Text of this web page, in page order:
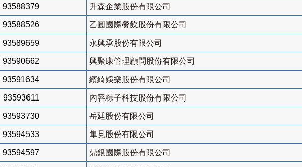
93588379 升森企業股份有限公司
93588526 乙圓國際餐飲股份有限公司
93589659 永興承股份有限公司
93590662 興聚康管理顧問股份有限公司
93591634 繽綺娛樂股份有限公司
93593611 內容粽子科技股份有限公司
93593730 岳廷股份有限公司
93594533 隼見股份有限公司
93594597 鼎銀國際股份有限公司